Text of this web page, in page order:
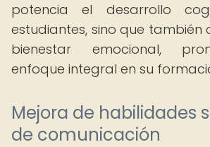
potencia el desarrollo
estudiantes, sino que también
bienestar emocional,
enfoque integral en su
Mejora de habilidades
de comunicación